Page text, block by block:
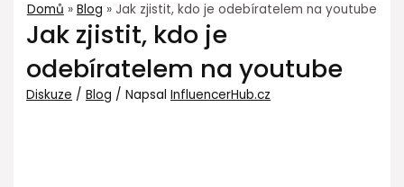
Domů Blog Jak zjistit, kdo je odebíratelem na youtube
Jak zjistit, kdo je
odebíratelem na youtube
Diskuze /Blog / NapsalInfluencerHub.cz